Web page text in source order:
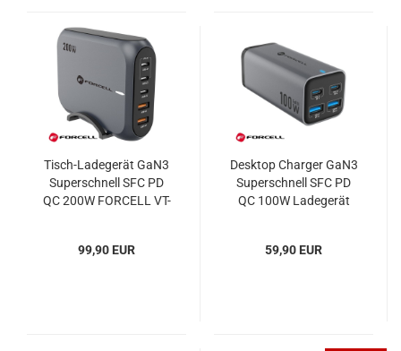
Tisch-Ladegerät GaN3
Superschnell SFC PD
QC 200W FORCELL VT-
99,90 EUR
Desktop Charger GaN3
Superschnell SFC PD
QC 100W Ladegerät
59,90 EUR